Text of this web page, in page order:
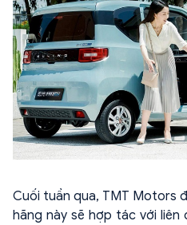
Cuối tuần qua, TMT Motors
hãng này sẽ hợp tác với liên